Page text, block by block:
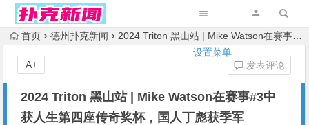
设置菜单
首页 德州扑克新闻 2024 Triton 黑山站 | Mike Watson在赛事#3中获人生第四座传奇奖杯，国人丁彪获季军
2024 Triton 黑山站 | Mike Watson在赛事#3中
获人生第四座传奇奖杯，国人丁彪获季军
发表评论
A+